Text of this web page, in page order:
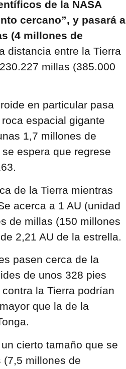
de la NASA
cercano”, y pasará a
(4 millones de
distancia entre la Tierra
millas (385.000
en particular pasa
espacial gigante
1,7 millones de
espera que regrese
de la Tierra mientras
acerca a 1 AU (unidad
de millas (150 millones
2,21 AU de la estrella.
pasen cerca de la
de unos 328 pies
la Tierra podrían
que la de la
cierto tamaño que se
(7,5 millones de